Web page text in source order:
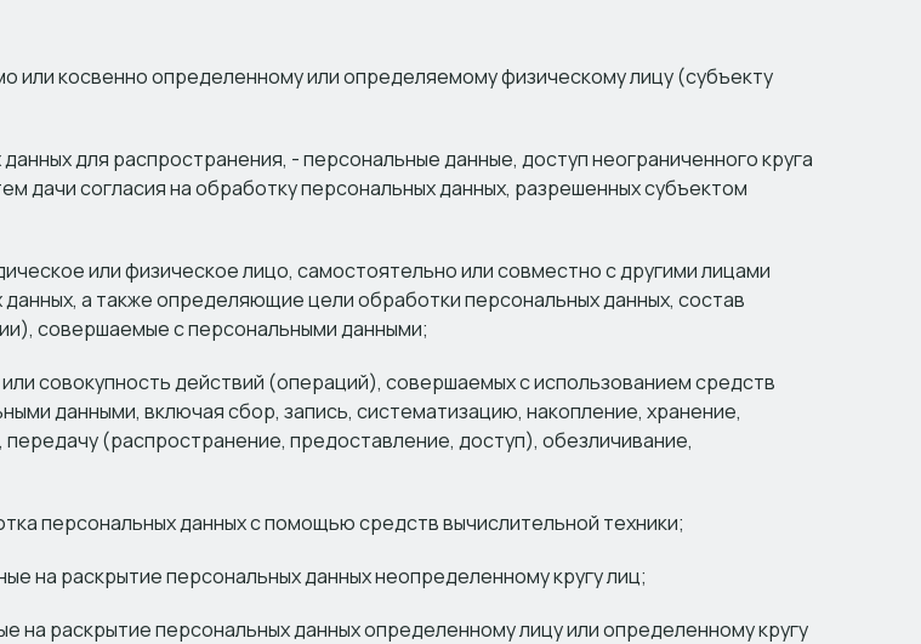
косвенно определенному или определяемому физическому лицу (субъекту
для распространения, - персональные данные, доступ неограниченного круга
дачи согласия на обработку персональных данных, разрешенных субъектом
или физическое лицо, самостоятельно или совместно с другими лицами
а также определяющие цели обработки персональных данных, состав
совершаемые с персональными данными;
совокупность действий (операций), совершаемых с использованием средств
данными, включая сбор, запись, систематизацию, накопление, хранение,
(распространение, предоставление, доступ), обезличивание,
персональных данных с помощью средств вычислительной техники;
на раскрытие персональных данных неопределенному кругу лиц;
на раскрытие персональных данных определенному лицу или определенному кругу